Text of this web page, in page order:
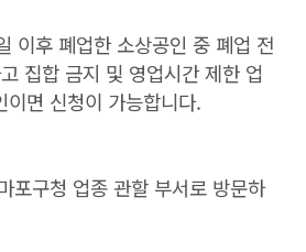
이후 폐업한 소상공인 중 폐업 전
집합 금지 및 영업시간 제한 업
이면 신청이 가능합니다.
포구청 업종 관할 부서로 방문하